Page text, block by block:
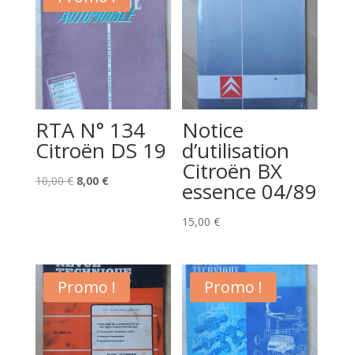
RTA N° 134
Citroën DS 19
10,00€ Le
10,00 €.
8,00 €Le
8,00 €.
Notice
d’utilisation
Citroën BX
essence 04/89
15,00€
Promo ! Promo !